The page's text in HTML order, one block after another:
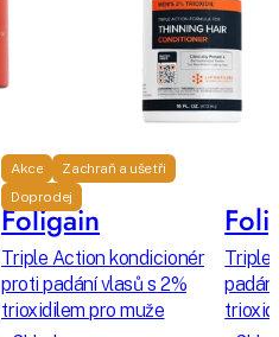
Akce
Zachraň a ušetři
Doprodej
Foligain
Triple Action kondicionér
proti padání vlasů s 2%
trioxidilem pro muže
Triple